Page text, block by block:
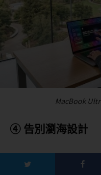
MacBook
④ 告別瀏海設計
根據最新的 MacBook